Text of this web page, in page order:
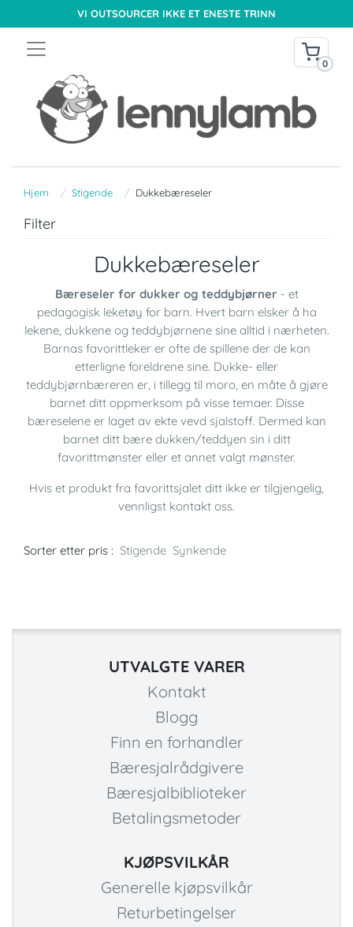
VI OUTSOURCER IKKE ET ENESTE TRINN
0
Hjem Stigende Dukkebæreseler
Filter
Dukkebæreseler
Bæreseler for dukker og teddybjørner - et
pedagogisk leketøy for barn. Hvert barn elsker å ha
lekene, dukkene og teddybjørnene sine alltid i nærheten.
Barnas favorittleker er ofte de spillene der de kan
etterligne foreldrene sine. Dukke- eller
teddybjørnbæreren er, i tillegg til moro, en måte å gjøre
barnet ditt oppmerksom på visse temaer. Disse
bæreselene er laget av ekte vevd sjalstoff. Dermed kan
barnet ditt bære dukken/teddyen sin i ditt
favorittmønster eller et annet valgt mønster.
Hvis et produkt fra favorittsjalet ditt ikke er tilgjengelig,
vennligst kontakt oss.
Sorter etter pris : Stigende Synkende
UTVALGTE VARER
Kontakt
Blogg
Finn en forhandler
Bæresjalrådgivere
Bæresjalbiblioteker
Betalingsmetoder
KJØPSVILKÅR
Generelle kjøpsvilkår
Returbetingelser